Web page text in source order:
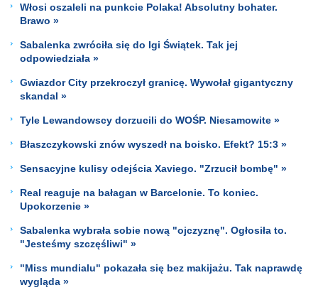
Włosi oszaleli na punkcie Polaka! Absolutny bohater.
Brawo »
Sabalenka zwróciła się do Igi Świątek. Tak jej
odpowiedziała »
Gwiazdor City przekroczył granicę. Wywołał gigantyczny
skandal »
Tyle Lewandowscy dorzucili do WOŚP. Niesamowite »
Błaszczykowski znów wyszedł na boisko. Efekt? 15:3 »
Sensacyjne kulisy odejścia Xaviego. "Zrzucił bombę" »
Real reaguje na bałagan w Barcelonie. To koniec.
Upokorzenie »
Sabalenka wybrała sobie nową "ojczyznę". Ogłosiła to.
"Jesteśmy szczęśliwi" »
"Miss mundialu" pokazała się bez makijażu. Tak naprawdę
wygląda »